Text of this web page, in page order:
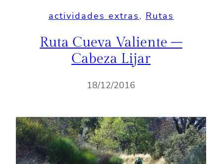
actividades extras, Rutas
Ruta Cueva Valiente –
Cabeza Lijar
18/12/2016